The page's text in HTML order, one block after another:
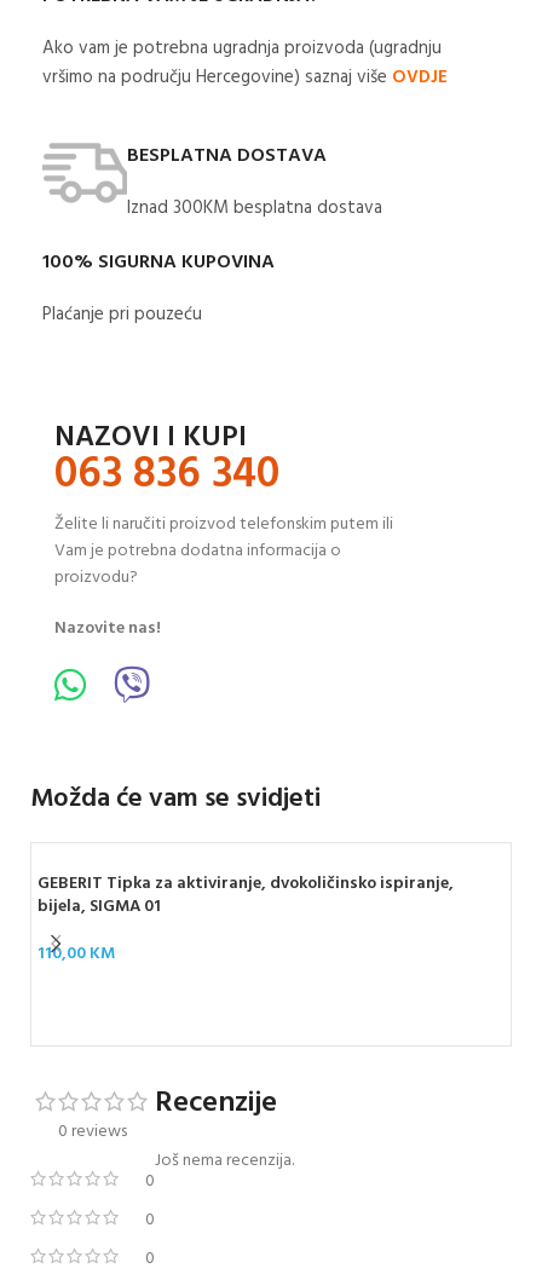
Ako vam je potrebna ugradnja proizvoda (ugradnju
vršimo na području Hercegovine) saznaj više OVDJE
BESPLATNA DOSTAVA
Iznad 300KM besplatna dostava​
100% SIGURNA KUPOVINA
Plaćanje pri pouzeću
NAZOVI I KUPI
063 836 340
Želite li naručiti proizvod telefonskim putem ili
Vam je potrebna dodatna informacija o
proizvodu?
Nazovite nas!
Možda će vam se svidjeti
GEBERIT Tipka za aktiviranje, dvokoličinsko ispiranje,
bijela, SIGMA 01
110,00KM
0 reviews
0
0
0
Recenzije
Još nema recenzija.